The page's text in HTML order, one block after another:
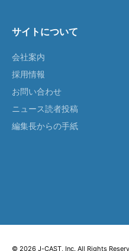
サイトについて
会社案内
採用情報
お問い合わせ
ニュース読者投稿
編集長からの手紙
© 2026 J-CAST, Inc. All Rights